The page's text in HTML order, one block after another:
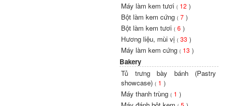
Máy làm kem tươi( 12 )
Bột làm kem cứng( 7 )
Bột làm kem tươi( 6 )
Hương liệu, mùi vị( 33 )
Máy làm kem cứng( 13 )
Bakery
Tủ trưng bày bánh (Pastry
showcase)( 1 )
Máy thanh trùng( 1 )